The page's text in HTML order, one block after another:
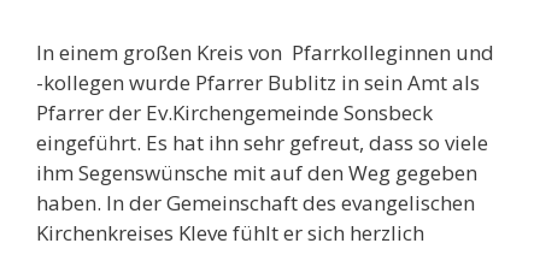
In einem großen Kreis von Pfarrkolleginnen und
-kollegen wurde Pfarrer Bublitz in sein Amt als
Pfarrer der Ev.Kirchengemeinde Sonsbeck
eingeführt. Es hat ihn sehr gefreut, dass so viele
ihm Segenswünsche mit auf den Weg gegeben
haben. In der Gemeinschaft des evangelischen
Kirchenkreises Kleve fühlt er sich herzlich